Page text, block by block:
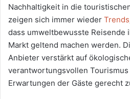
Nachhaltigkeit in die
zeigen sich immer wieder Trends
dass umweltbewusste Reisende
Markt geltend machen werden.
Anbieter verstärkt auf
verantwortungsvollen
Erwartungen der Gäste gerecht